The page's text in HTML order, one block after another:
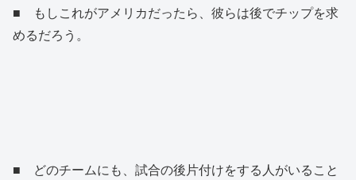
■ もしこれがアメリカだったら、彼らは後でチップを求
めるだろう。
■ どのチームにも、試合の後片付けをする人がいること